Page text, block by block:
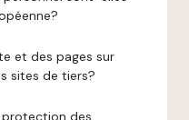
et des pages sur
sites de tiers?
des